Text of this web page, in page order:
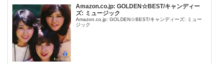
Amazon.co.jp: GOLDEN☆BEST/キャンディー
ズ: ミュージック
Amazon.co.jp: GOLDEN☆BEST/キャンディーズ: ミュー
ジック